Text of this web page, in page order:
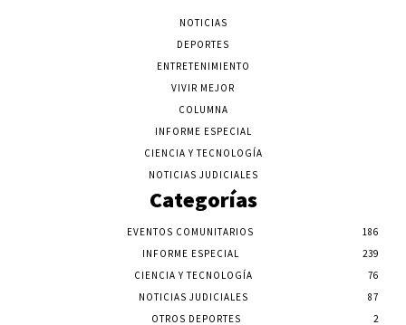
NOTICIAS
DEPORTES
ENTRETENIMIENTO
VIVIR MEJOR
COLUMNA
INFORME ESPECIAL
CIENCIA Y TECNOLOGÍA
NOTICIAS JUDICIALES
Categorías
EVENTOS COMUNITARIOS
186
INFORME ESPECIAL
239
CIENCIA Y TECNOLOGÍA
76
NOTICIAS JUDICIALES
87
OTROS DEPORTES
2